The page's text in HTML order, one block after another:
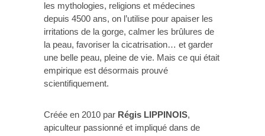
les mythologies, religions et médecines
depuis 4500 ans, on l’utilise pour apaiser les
irritations de la gorge, calmer les brûlures de
la peau, favoriser la cicatrisation… et garder
une belle peau, pleine de vie. Mais ce qui était
empirique est désormais prouvé
scientifiquement.
Créée en 2010 par Régis LIPPINOIS,
apiculteur passionné et impliqué dans de